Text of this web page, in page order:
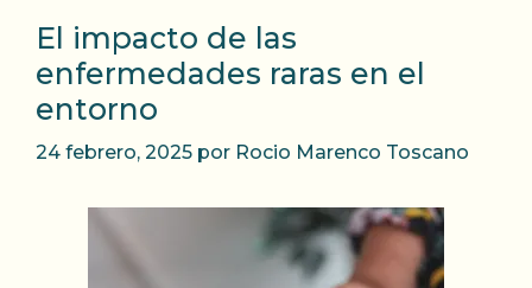
El impacto de las
enfermedades raras en el
entorno
24 febrero, 2025 por Rocio Marenco Toscano